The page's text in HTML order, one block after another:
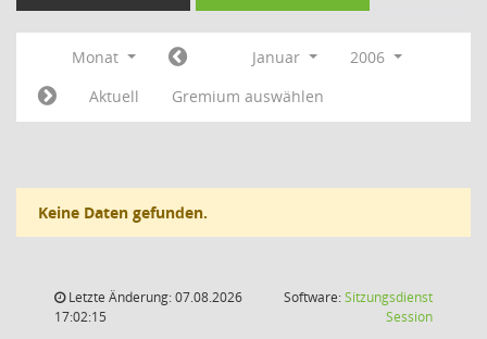
Monat Januar
2006
Aktuell
Gremium auswählen
Keine Daten gefunden.
Letzte Änderung: 07.08.2026
17:02:15
Software:Sitzungsdienst
Session(Wird in